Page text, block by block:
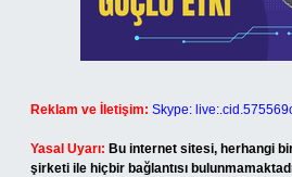
Reklam ve İletişim: Skype:
Yasal Uyarı: Bu internet sitesi, herhangi
şirketi ile hiçbir bağlantısı